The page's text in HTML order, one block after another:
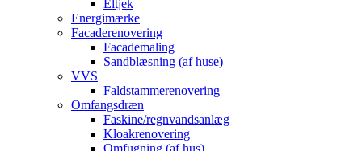
Eltjek
Energimærke
Facaderenovering
Facademaling
Sandblæsning (af huse)
VVS
Faldstammerenovering
Omfangsdræn
Faskine/regnvandsanlæg
Kloakrenovering
Omfugning (af hus)